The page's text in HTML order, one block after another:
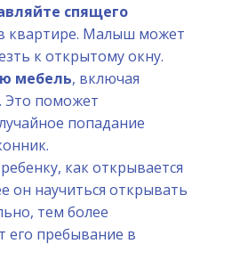
спящего
квартире. Малыш может
к открытому окну.
мебель, включая
Это поможет
попадание
ребенку, как открывается
он научиться открывать
тем более
его пребывание в